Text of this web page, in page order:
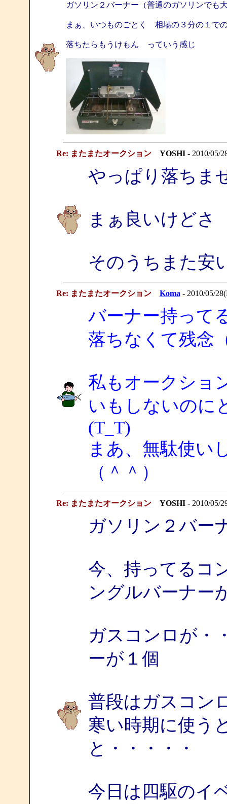
ガソリン２バーナー（普通のガソリンでも
まぁ、いつものごとく 相場の３分の１で
落ちたらもうけもん っていう感じ
Re: またまたオークション YOSHI- 2010/05/
やっぱり落ちま
まぁ良いけどさ
そのうちまた安
Re: またまたオークション Koma - 2010/05/
バーナー持って
落ちなくて残念
私もオークショ
いもしないのに
(T_T)
まあ、無駄使い
（＾＾）
Re: またまたオークション YOSHI- 2010/05/
ガソリン２バー
今、持ってるコ
ングルバーナー
ガスコンロが・
ーが１個
普段はガスコン
寒い時期に使う
と・・・・・
今日は四駆のイ